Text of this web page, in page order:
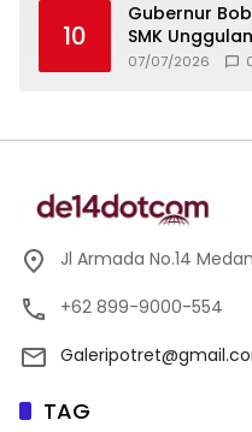
10
Gubernur
SMK
Boarding
07/07/2026
Jl Armada No.14 Medan
+62 899-9000-554
TAG